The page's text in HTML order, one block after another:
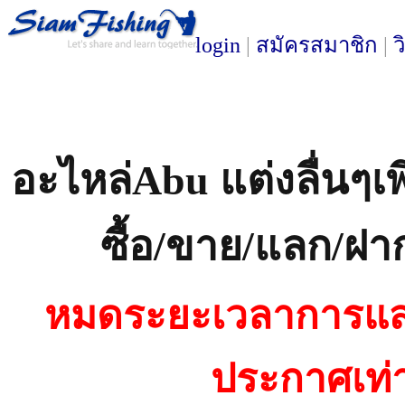
login | สมัครสมาชิก |
อะไหล่Abu แต่งลื่นๆ
ซื้อ/ขาย/แลก/ฝา
หมดระยะเวลาการ
ประกาศเ